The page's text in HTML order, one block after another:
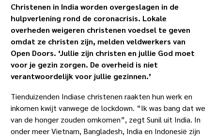
Christenen in India worden overgeslagen in de
hulpverlening rond de coronacrisis. Lokale
overheden weigeren christenen voedsel te geven
omdat ze christen zijn, melden veldwerkers van
Open Doors. ‘Jullie zijn christen en jullie God moet
voor je gezin zorgen. De overheid is niet
verantwoordelijk voor jullie gezinnen.’
Tienduizenden Indiase christenen raakten hun werk en
inkomen kwijt vanwege de lockdown. “Ik was bang dat we
van de honger zouden omkomen”, zegt Sunil uit India. In
onder meer Vietnam, Bangladesh, India en Indonesië zijn